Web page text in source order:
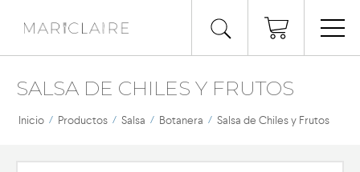
SALSA DE CHILES Y FRUTOS
Inicio / Productos / Salsa / Botanera / Salsa de Chiles y Frutos